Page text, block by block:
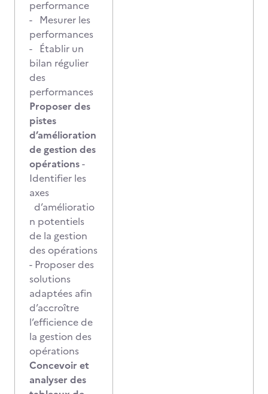
performance
- Mesurer les
performances
- Établir un
bilan régulier
des
performances
Proposer des
pistes
d’amélioration
de gestion des
opérations-
Identifier les
axes
d’amélioratio
n potentiels
de la gestion
des opérations
- Proposer des
solutions
adaptées afin
d’accroître
l’efficience de
la gestion des
opérations
Concevoir et
analyser des